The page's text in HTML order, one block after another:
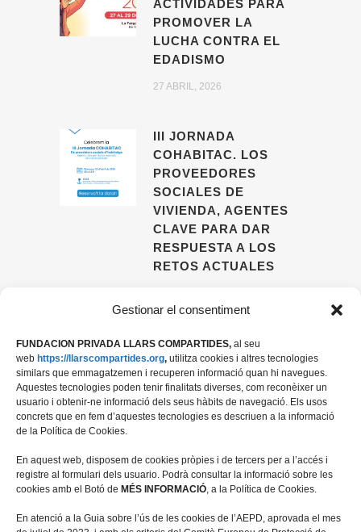
Gestionar el consentiment
FUNDACION PRIVADA LLARS COMPARTIDES, al seu
web https://llarscompartides.org, utilitza cookies i altres tecnologies
similars que emmagatzemen i recuperen informació quan hi navegues.
Aquestes tecnologies poden tenir finalitats diverses, com reconèixer un
usuario i obtenir-ne informació dels seus hàbits de navegació. Els usos
concrets que en fem d’aquestes tecnologies es descriuen a la informació
de la Política de Cookies.
En aquest web, disposem de cookies pròpies i de tercers per a l’accés i
registre al formulari dels usuario. Podrà consultar la informació sobre les
cookies amb el Botó de MÉS INFORMACIÓ, a la Política de Cookies.
En atenció a la Guia sobre l’ús de les cookies de l’AEPD, aprovada el mes
ACTIVIDADES PARA
PROMOVER LA
LUCHA CONTRA EL
EDADISMO
27 ABRIL, 2026
III JORNADA
COHABITAC. LOS
PROVEEDORES
SOCIALES DE
VIVIENDA, AGENTES
CLAVE PARA DAR
RESPUESTA A LOS
RETOS ACTUALES